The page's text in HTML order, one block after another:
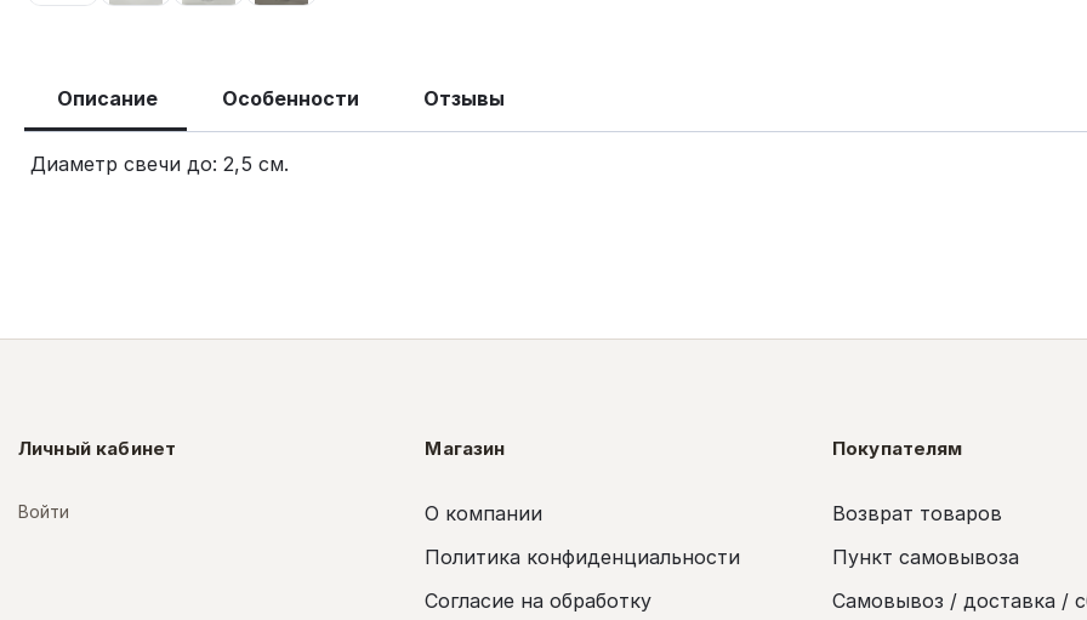
Описание Особенности Отзывы
Диаметр свечи до: 2,5 см.
Личный кабинет
Войти
Магазин
О компании
Политика конфиденциальности
Согласие на обработку
Покупателям
Возврат товаров
Пункт самовывоза
Самовывоз / доставка /